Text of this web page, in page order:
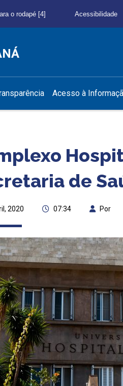
o rodapé [4] Acessibilidade
Acesso à
de
2020 07:34 Por